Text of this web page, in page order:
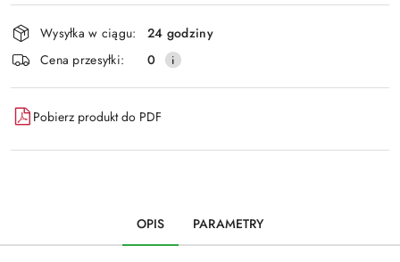
Wyślij
Dostępność
i
dostawa
Wysyłka w ciągu:
24 godziny
Cena przesyłki:
0
Pobierz produkt do PDF
OPIS PARAMETRY